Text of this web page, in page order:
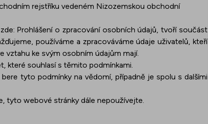
rejstříku vedeném Nizozemskou obchodní
Prohlášení o zpracování osobních údajů, tvoří součást
používáme a zpracováváme údaje uživatelů, kteří
vztahu ke svým osobním údajům mají.
které souhlasí s těmito podmínkami.
tyto podmínky na vědomí, případně je spolu s dalšími
tyto webové stránky dále nepoužívejte.